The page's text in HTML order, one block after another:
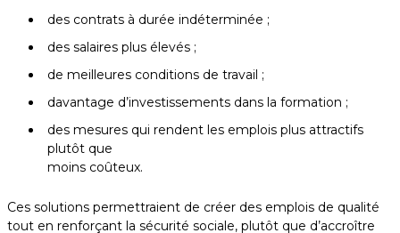
des contrats à durée indéterminée ;
des salaires plus élevés ;
de meilleures conditions de travail ;
davantage d’investissements dans la formation ;
des mesures qui rendent les emplois plus attractifs
plutôt que
moins coûteux.
Ces solutions permettraient de créer des emplois de qualité
tout en renforçant la sécurité sociale, plutôt que d’accroître